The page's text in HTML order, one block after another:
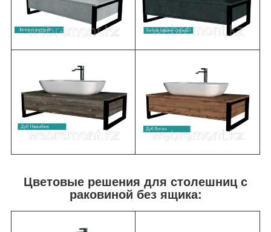
Цветовые решения для столешниц с
раковиной без ящика: